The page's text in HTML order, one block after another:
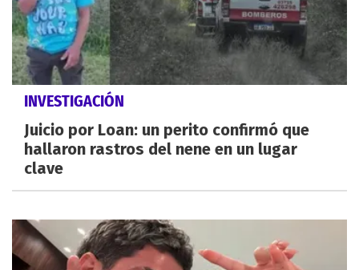
INVESTIGACIÓN
Juicio por Loan: un perito confirmó que
hallaron rastros del nene en un lugar
clave